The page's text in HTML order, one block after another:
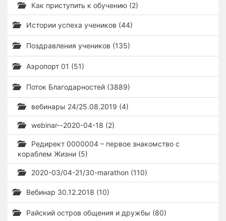
Как приступить к обучению (2)
Истории успеха учеников (44)
Поздравления учеников (135)
Аэропорт 01 (51)
Поток Благодарностей (3889)
вебинары 24/25.08.2019 (4)
webinar--2020-04-18 (2)
Редирект 0000004 – первое знакомство с
кораблем Жизни (5)
2020-03/04-21/30-marathon (110)
Вебинар 30.12.2018 (10)
Райский остров общения и дружбы (80)